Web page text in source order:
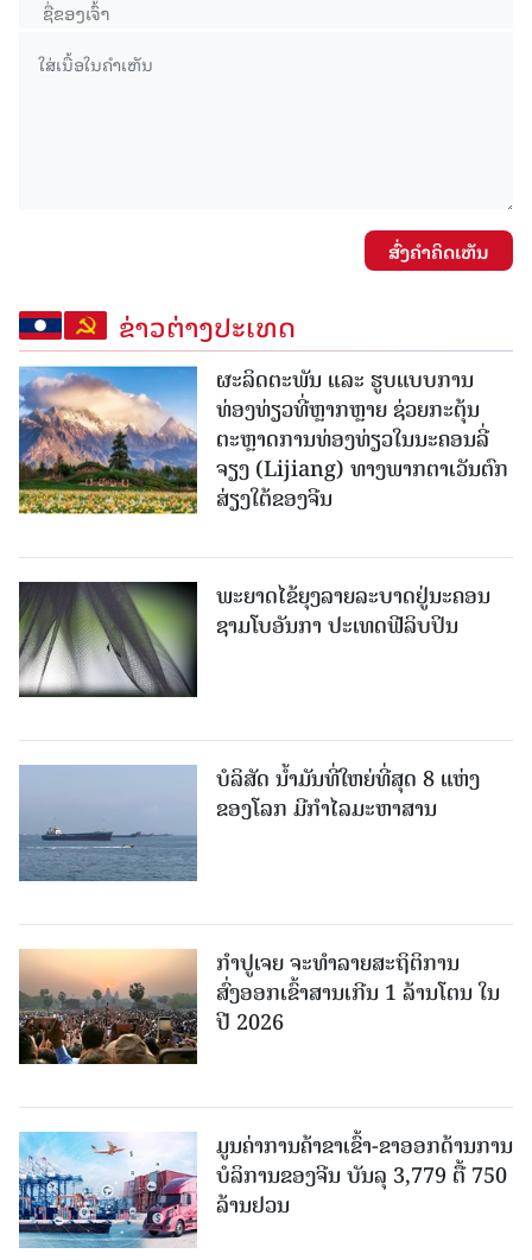
ສົ່ງຄໍາຄິດເຫັນ
ຂ່າວຕ່າງປະເທດ
ຜະລິດຕະພັນ ແລະ ຮູບແບບການ
ທ່ອງທ່ຽວທີ່ຫຼາກຫຼາຍ ຊ່ວຍກະຕຸ້ນ
ຕະຫຼາດການທ່ອງທ່ຽວໃນນະຄອນລີ່
ຈຽງ (Lijiang) ທາງພາກຕາເວັນຕົກ
ສ່ຽງໃຕ້ຂອງຈີນ
ພະຍາດໄຂ້ຍຸງລາຍລະບາດຢູ່ນະຄອນ
ຊາມໂບ​ອັນກາ ປະເທດຟີລິບປິນ
ບໍລິສັດ ນ້ຳມັນທີ່ໃຫຍ່ທີ່ສຸດ 8 ແຫ່ງ
ຂອງໂລກ ມີກຳໄລມະຫາສານ
ກຳປູເຈຍ ຈະທຳລາຍສະຖິຕິການ
ສົ່ງອອກເຂົ້າສານເກີນ 1 ລ້ານໂຕນ ໃນ
ປີ 2026
ມູນຄ່າການຄ້າຂາເຂົ້າ-ຂາອອກດ້ານການ
ບໍລິການຂອງຈີນ ບັນລຸ 3,779 ຕື້ 750
ລ້ານຢວນ